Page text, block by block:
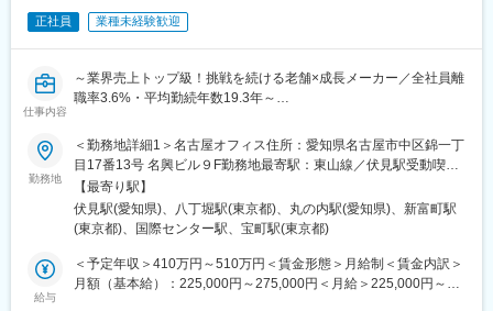
変更の範囲：会社の定める業務
■扱う製品：
け、頭痛・肩こり・不眠症・慢性便秘などの身体の悩みを緩和し
てくれます。
■やりがいのあるインセンティブ：
・商品単価は80万円程で、ノルマ（8～9台）を超えてから一台売
り上げる毎に約10%のインセンティブが発生します。
・ノルマを引いて20～30台販売すると1クール200～300万円のイ
ンセンティブを獲得できます。そちらを3クール続けることで
名いらっしゃいます。
∟毎日会場に足を運んで頂くお客様の10％の方にご購入頂いてお
正社員 業種未経験歓迎
仕事内容
～業界売上トップ級！挑戦を続ける老舗×成長メーカー／全社員離
職率3.6%・平均勤続年数19.3年～
■業務内容
印刷で培った技術を基盤に、データ処理やシステム開発、RFID な
どの自動認識技術を組み合わせ、印刷物の提供にとどまらずお客
様の業務全体を支援するソリューションを提供している当社。
そんな当社にて、海外（ASEAN・南アジアエリア中心）に向けた
新規事業・市場開拓プロジェクトの推進をお任せします。
2025年より海外事業の本格展開をスタートし、現在はまさに事業
勤務地
＜勤務地詳細1＞名古屋オフィス住所：愛知県名古屋市中区錦一丁
目17番13号 名興ビル９F勤務地最寄駅：東山線／伏見駅受動喫煙
対策：屋内全面禁煙＜勤務地詳細2＞東京オフィス住所：東京都中
央区新富1-18-1 住友不動産京橋ビル4F勤務地最寄駅：各線／八丁
堀駅受動喫煙対策：屋内喫煙可能場所あり変更の範囲：会社の定
【最寄り駅】
伏見駅(愛知県)、八丁堀駅(東京都)、丸の内駅(愛知県)、新富町駅
(東京都)、国際センター駅、宝町駅(東京都)
給与
＜予定年収＞410万円～510万円＜賃金形態＞月給制＜賃金内訳＞
月額（基本給）：225,000円～275,000円＜月給＞225,000円～